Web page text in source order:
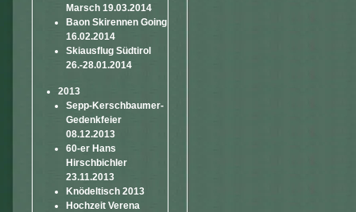
Marsch 19.03.2014
Baon Skirennen Going
16.02.2014
Skiausflug Südtirol
26.-28.01.2014
2013
Sepp-Kerschbaumer-
Gedenkfeier
08.12.2013
60-er Hans
Hirschbichler
23.11.2013
Knödeltisch 2013
Hochzeit Verena